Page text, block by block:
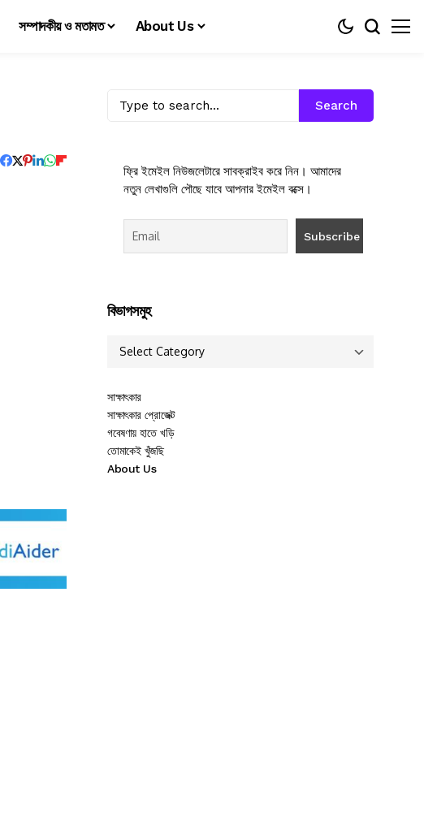
সম্পাদকীয় ও মতামত About Us
Search
ফ্রি ইমেইল নিউজলেটারে সাবক্রাইব করে নিন। আমাদের
নতুন লেখাগুলি পৌছে যাবে আপনার ইমেইল বক্সে।
বিভাগসমুহ
সাক্ষাৎকার
সাক্ষাৎকার প্রোজেক্ট
গবেষণায় হাতে খড়ি
তোমাকেই খুঁজছি
About Us